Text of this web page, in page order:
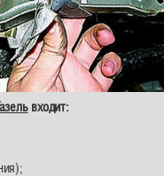
входит: